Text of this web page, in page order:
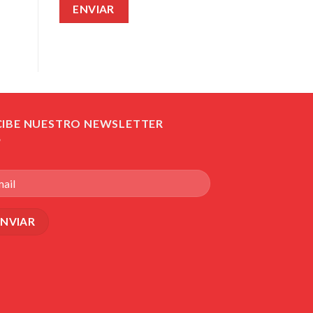
NUESTRO NEWSLETTER